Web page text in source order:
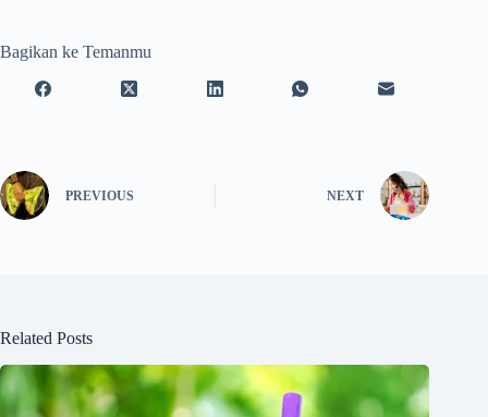
Bagikan ke Temanmu
PREVIOUS NEXT
Related Posts